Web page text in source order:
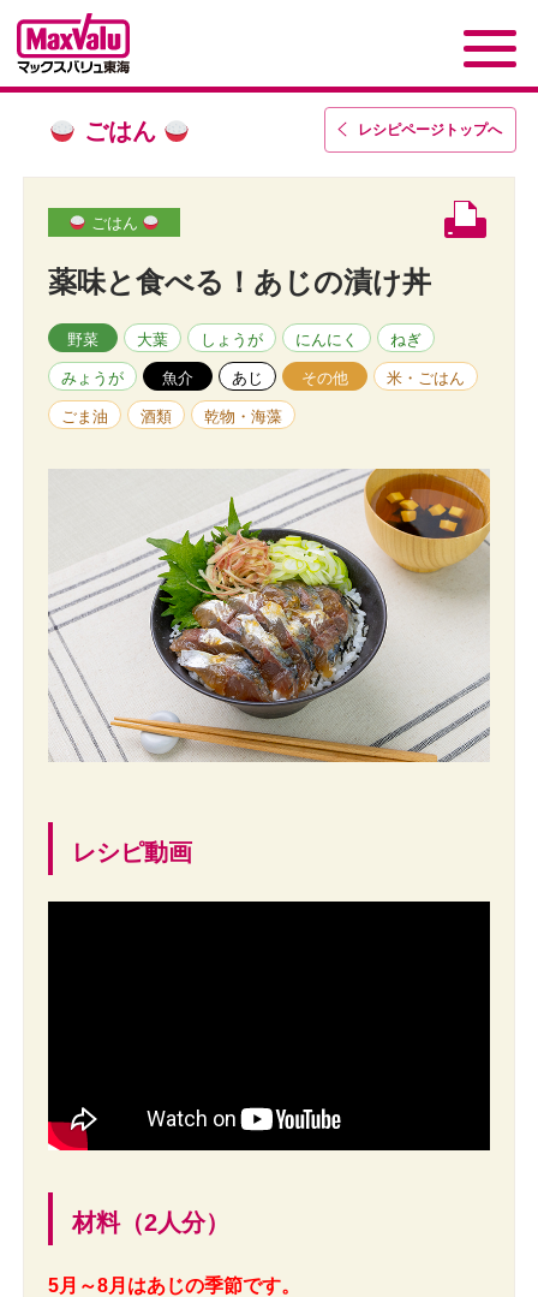
レシピページトップへ
ごはん
ごはん
薬味と食べる！あじの漬け丼
野菜 大葉 しょうが にんにく ねぎ
みょうが 魚介 あじ その他 米・ごはん
ごま油 酒類 乾物・海藻
レシピ動画
材料（2人分）
5月～8月はあじの季節です。